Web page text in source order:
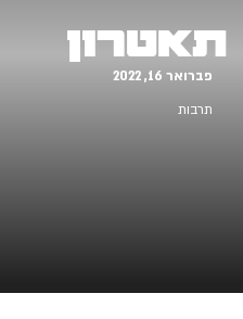
תאטרון
פברואר 16, 2022
תרבות